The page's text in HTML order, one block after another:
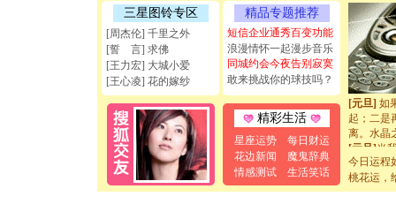
三星图铃专区
[周杰伦] 千里之外
[誓 言] 求佛
[王力宏] 大城小爱
[王心凌] 花的嫁纱
精品专题推荐
短信企业通秀百变功能
浪漫情怀一起漫步音乐
同城约会今夜告别寂寞
敢来挑战你的球技吗？
精彩生活
星座运势
每日财运
花边新闻
魔鬼辞典
情感测试
生活笑话
天都要快
[圣诞节]
如意,快
[元旦]看
断电。爱
你是我专
[元旦]如
起；二是
离。水晶
[元旦] 当
泣，这痛
卖了。水
今日运程
桃花运，